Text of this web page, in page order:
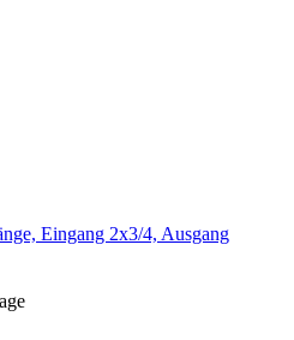
Eingang 2x3/4, Ausgang